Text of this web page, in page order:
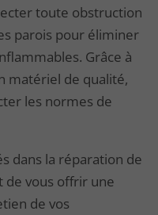
toute obstruction
parois pour éliminer
Grâce à
matériel de qualité,
les normes de
dans la réparation de
de vous offrir une
de vos